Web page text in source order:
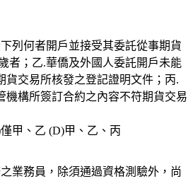
列何者開戶並接受其委託從事期貨
者；乙.華僑及外國人委託開戶未能
貨交易所核發之登記證明文件；丙.
機構所簽訂合約之內容不符期貨交易
甲、乙 (D)甲、乙、丙
業務員，除須通過資格測驗外，尚